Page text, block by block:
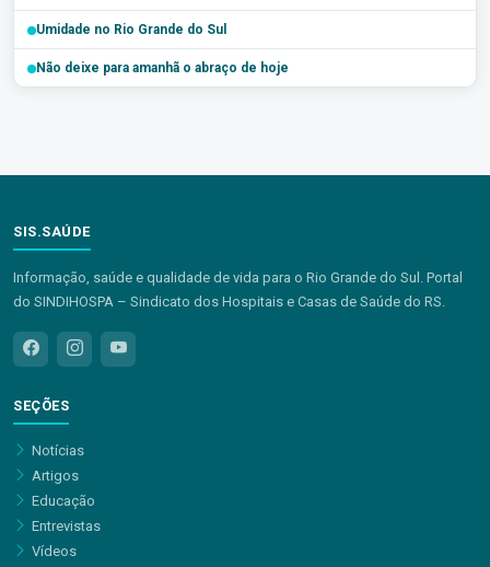
Umidade no Rio Grande do Sul
Não deixe para amanhã o abraço de hoje
SIS.SAÚDE
Informação, saúde e qualidade de vida para o Rio Grande do Sul. Portal
do SINDIHOSPA – Sindicato dos Hospitais e Casas de Saúde do RS.
SEÇÕES
Notícias
Artigos
Educação
Entrevistas
Vídeos